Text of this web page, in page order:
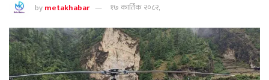
bymetakhabar १७ कार्तिक २०८२,